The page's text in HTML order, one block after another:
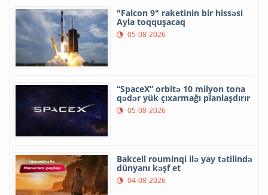
"Falcon 9" raketinin bir hissəsi
Ayla toqquşacaq
05-08-2026
“SpaceX” orbitə 10 milyon tona
qədər yük çıxarmağı planlaşdırır
05-08-2026
Bakcell rouminqi ilə yay tətilində
dünyanı kəşf et
04-08-2026